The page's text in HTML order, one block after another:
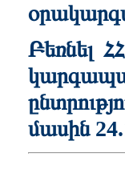
Բեռնել
մասին